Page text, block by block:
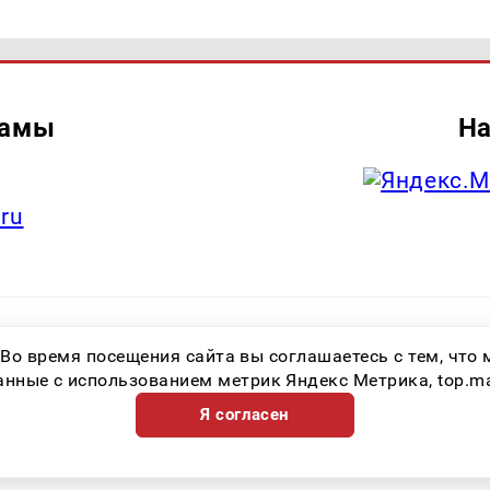
информационной продукции: 16+ Зарегистрировавший орган:
коммуникаций (Роскомнадзор) Регистрационный номер СМИ ЭЛ № ФС
время посещения сайта вы соглашаетесь с тем,
с использованием метрик Яндекс Метрика,
Я согласен